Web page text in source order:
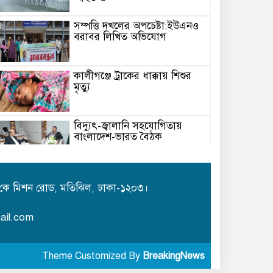
সম্পত্তি দখলের অপচেষ্টা:ইউএনও
বরাবর লিখিত অভিযোগ
কালীগঞ্জে ট্রাকের ধাক্কায় শিশুর
মৃত্যু
বিদ্যুৎ-জ্বালানি সহযোগিতায়
বাংলাদেশ-ভারত বৈঠক
উপলক্ষে সচেতনতামূলক কর্মসূচি
অনুষ্ঠিত
মিশন রোড, মতিঝিল, ঢাকা-১২০৩।
Theme Customized By BreakingNews